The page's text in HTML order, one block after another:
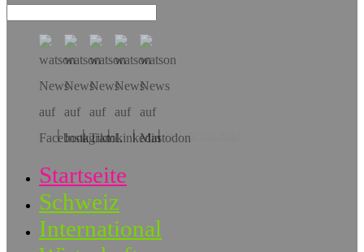
Hol dir die App!
Startseite
Schweiz
International